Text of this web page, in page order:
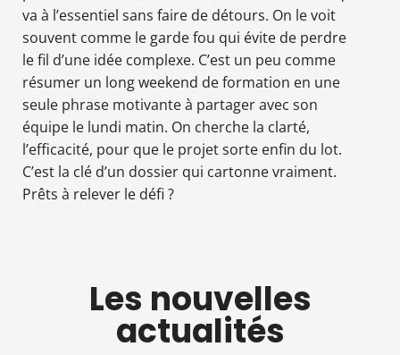
va à l’essentiel sans faire de détours. On le voit
souvent comme le garde fou qui évite de perdre
le fil d’une idée complexe. C’est un peu comme
résumer un long weekend de formation en une
seule phrase motivante à partager avec son
équipe le lundi matin. On cherche la clarté,
l’efficacité, pour que le projet sorte enfin du lot.
C’est la clé d’un dossier qui cartonne vraiment.
Prêts à relever le défi ?
Les nouvelles
actualités